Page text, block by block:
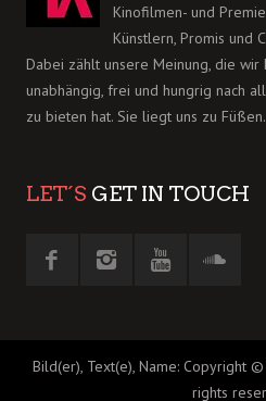
Kinofilmen- und
Künstlern, Promis und
Dabei zählt unsere Meinung, die
unabhängig, frei und hungrig nach
zu bieten hat. Sie liegt uns zu Füßen.
LET´S GET IN TOUCH
Bild(er), Text(e), Name: Copyright
rights